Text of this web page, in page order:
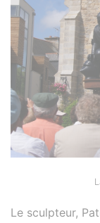
Le sculpteur,